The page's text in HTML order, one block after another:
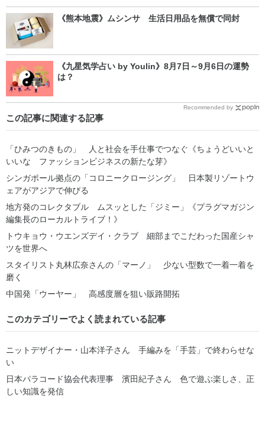
《熊本地震》ムシンサ 生活日用品を無償で同封
《九星気学占い by Youlin》8月7日～9月6日の運勢
は？
Recommended by
この記事に関連する記事
「ひみつのきもの」 人と社会を手仕事でつなぐ《ちょうどいいと
いいな ファッションビジネスの新たな芽》
シンガポール拠点の「コロニークロージング」 日本製リゾートウ
ェアがアジアで伸びる
地方発のコレクタブル ムスッとした「ジミー」《プラグマガジン
編集長のローカルトライブ！》
トウキョウ・ウエンズデイ・クラブ 細部までこだわった国産シャ
ツを世界へ
スタイリスト丸林広奈さんの「マーノ」 少ない型数で一着一着を
磨く
中国発「ウーヤー」 高感度層を狙い販路開拓
このカテゴリーでよく読まれている記事
ニットデザイナー・山本洋子さん 手編みを「手芸」で終わらせな
い
日本パラコード協会代表理事 濱田紀子さん 色で遊ぶ楽しさ、正
しい知識を発信